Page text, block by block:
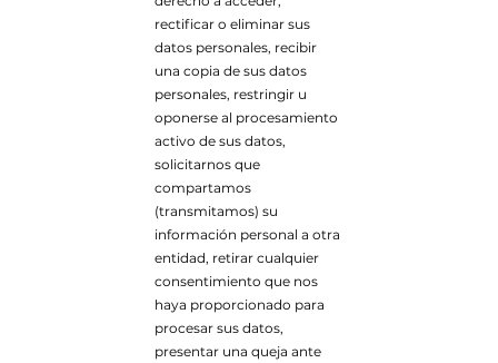
rectificar o eliminar sus
datos personales, recibir
una copia de sus datos
personales, restringir u
oponerse al procesamiento
activo de sus datos,
solicitarnos que
compartamos
(transmitamos) su
información personal a otra
entidad, retirar cualquier
consentimiento que nos
haya proporcionado para
procesar sus datos,
presentar una queja ante